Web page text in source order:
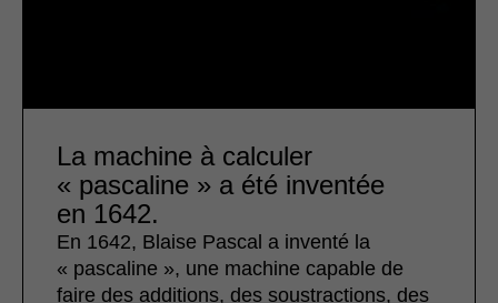
La machine à calculer
« pascaline » a été inventée
en 1642.
En 1642, Blaise Pascal a inventé la
« pascaline », une machine capable de
faire des additions, des soustractions, des